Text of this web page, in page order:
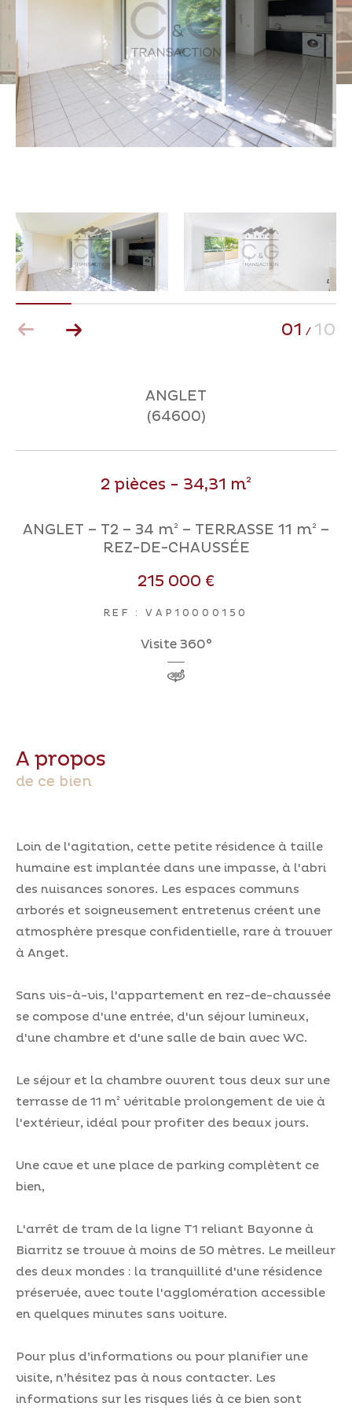
01 / 10
ANGLET
(64600)
2 pièces - 34,31 m²
ANGLET – T2 – 34 m² – TERRASSE 11 m² –
REZ-DE-CHAUSSÉE
215 000 €
REF : VAP10000150
Visite 360°
a propos
de ce bien
Loin de l'agitation, cette petite résidence à taille
humaine est implantée dans une impasse, à l'abri
des nuisances sonores. Les espaces communs
arborés et soigneusement entretenus créent une
atmosphère presque confidentielle, rare à trouver
à Anget.
Sans vis-à-vis, l'appartement en rez-de-chaussée
se compose d'une entrée, d'un séjour lumineux,
d'une chambre et d'une salle de bain avec WC.
Le séjour et la chambre ouvrent tous deux sur une
terrasse de 11 m² véritable prolongement de vie à
l'extérieur, idéal pour profiter des beaux jours.
Une cave et une place de parking complètent ce
bien,
L'arrêt de tram de la ligne T1 reliant Bayonne à
Biarritz se trouve à moins de 50 mètres. Le meilleur
des deux mondes : la tranquillité d'une résidence
préservée, avec toute l'agglomération accessible
en quelques minutes sans voiture.
Pour plus d’informations ou pour planifier une
visite, n’hésitez pas à nous contacter. Les
informations sur les risques liés à ce bien sont
0 1 2 3 5
Ville
AFFINER LES CRITÈRES
Exclusivités